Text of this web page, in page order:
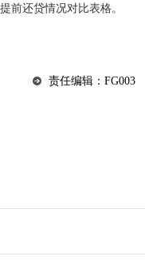
前还贷情况对比表格。
责任编辑：FG003